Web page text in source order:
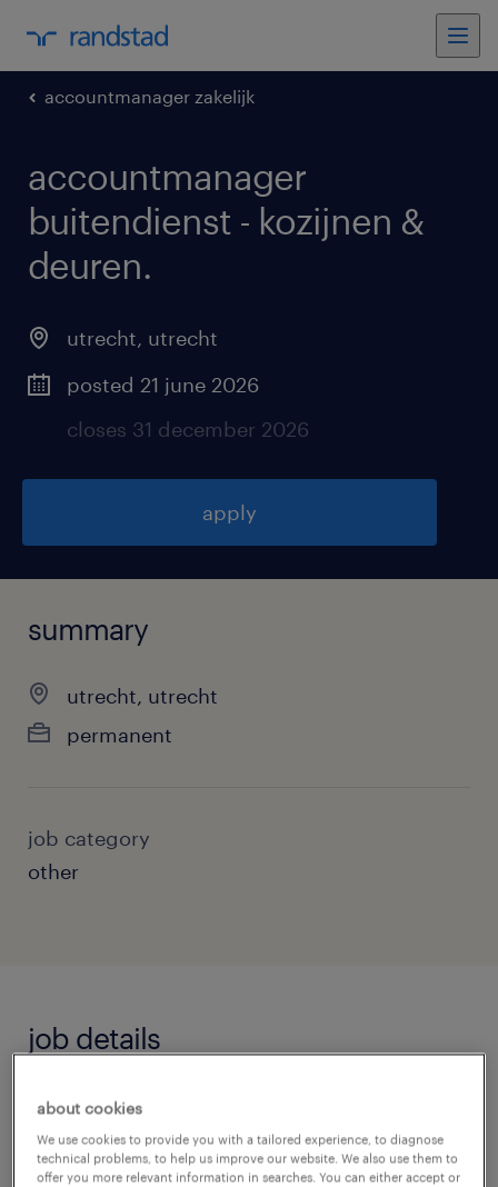
accountmanager zakelijk
accountmanager
buitendienst - kozijnen &
deuren.
utrecht, utrecht
posted 21 june 2026
closes 31 december 2026
apply
summary
utrecht, utrecht
permanent
job category
other
job details
In België is Novatio al jarenlang een begrip en
dé vertrouwde partner voor de grootste
namen in de ramen, kozijnen en
about cookies
We use cookies to provide you with a tailored experience, to diagnose
technical problems, to help us improve our website. We also use them to
offer you more relevant information in searches. You can either accept or